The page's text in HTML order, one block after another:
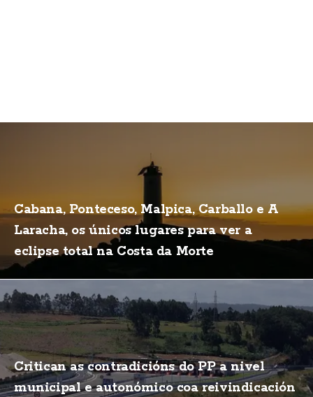
Cabana, Ponteceso, Malpica, Carballo e A
Laracha, os únicos lugares para ver a
eclipse total na Costa da Morte
Critican as contradicións do PP a nivel
municipal e autonómico coa reivindicación